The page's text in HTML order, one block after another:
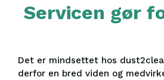
Servicen gør
Det er mindsettet hos
derfor en bred viden og